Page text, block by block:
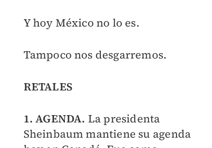
Y hoy México no lo es.
Tampoco nos desgarremos.
RETALES
1. AGENDA. La presidenta
Sheinbaum mantiene su agenda